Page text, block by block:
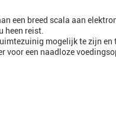
een breed scala aan
heen reist.
mogelijk te zijn
voor een naadloze